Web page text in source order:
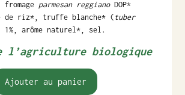
fromage parmesan reggianoDOP*
riz*, truffe blanche* ( tuber
1%, arôme naturel*, sel.
l’agriculture biologique
Ajouter au panier